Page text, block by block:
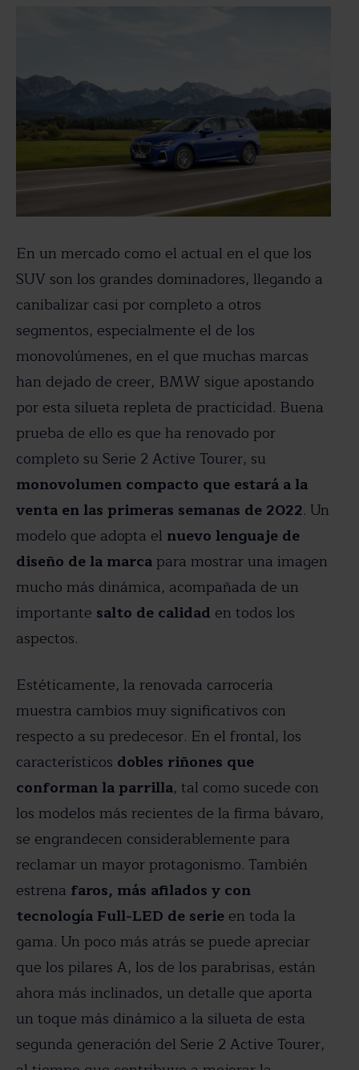
En un mercado como el actual en el que los
SUV son los grandes dominadores, llegando a
canibalizar casi por completo a otros
segmentos, especialmente el de los
monovolúmenes, en el que muchas marcas
han dejado de creer, BMW sigue apostando
por esta silueta repleta de practicidad. Buena
prueba de ello es que ha renovado por
completo su Serie 2 Active Tourer, su
monovolumen compacto que estará a la
venta en las primeras semanas de 2022. Un
modelo que adopta el nuevo lenguaje de
diseño de la marca para mostrar una imagen
mucho más dinámica, acompañada de un
importante salto de calidad en todos los
aspectos.
Estéticamente, la renovada carrocería
muestra cambios muy significativos con
respecto a su predecesor. En el frontal, los
característicos dobles riñones que
conforman la parrilla, tal como sucede con
los modelos más recientes de la firma bávaro,
se engrandecen considerablemente para
reclamar un mayor protagonismo. También
estrena faros, más afilados y con
tecnología Full-LED de serie en toda la
gama. Un poco más atrás se puede apreciar
que los pilares A, los de los parabrisas, están
ahora más inclinados, un detalle que aporta
un toque más dinámico a la silueta de esta
segunda generación del Serie 2 Active Tourer,